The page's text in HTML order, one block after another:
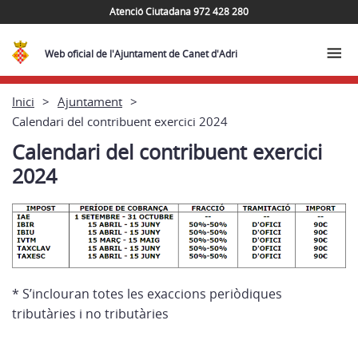
Atenció Ciutadana 972 428 280
Web oficial de l'Ajuntament de Canet d'Adri
Inici
Ajuntament
Calendari del contribuent exercici 2024
Calendari del contribuent exercici
2024
* S’inclouran totes les exaccions periòdiques
tributàries i no tributàries